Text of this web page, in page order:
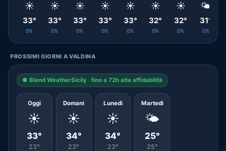
☀️
33°
0%
☀️
33°
0%
☀️
33°
0%
☀️
33°
0%
☀️
33°
0%
☀️
32°
0%
☀️
32°
0%
🌤️
31°
0%
PROSSIMI GIORNI A VALDINA
● Blend WeatherSicily · fino a 72h alta affidabilità
Oggi
☀️
33°
23°
Domani
☀️
34°
23°
Lunedì
☀️
34°
23°
Martedì
🌤️
25°
25°